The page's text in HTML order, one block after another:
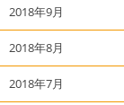
2018年9月
2018年8月
2018年7月